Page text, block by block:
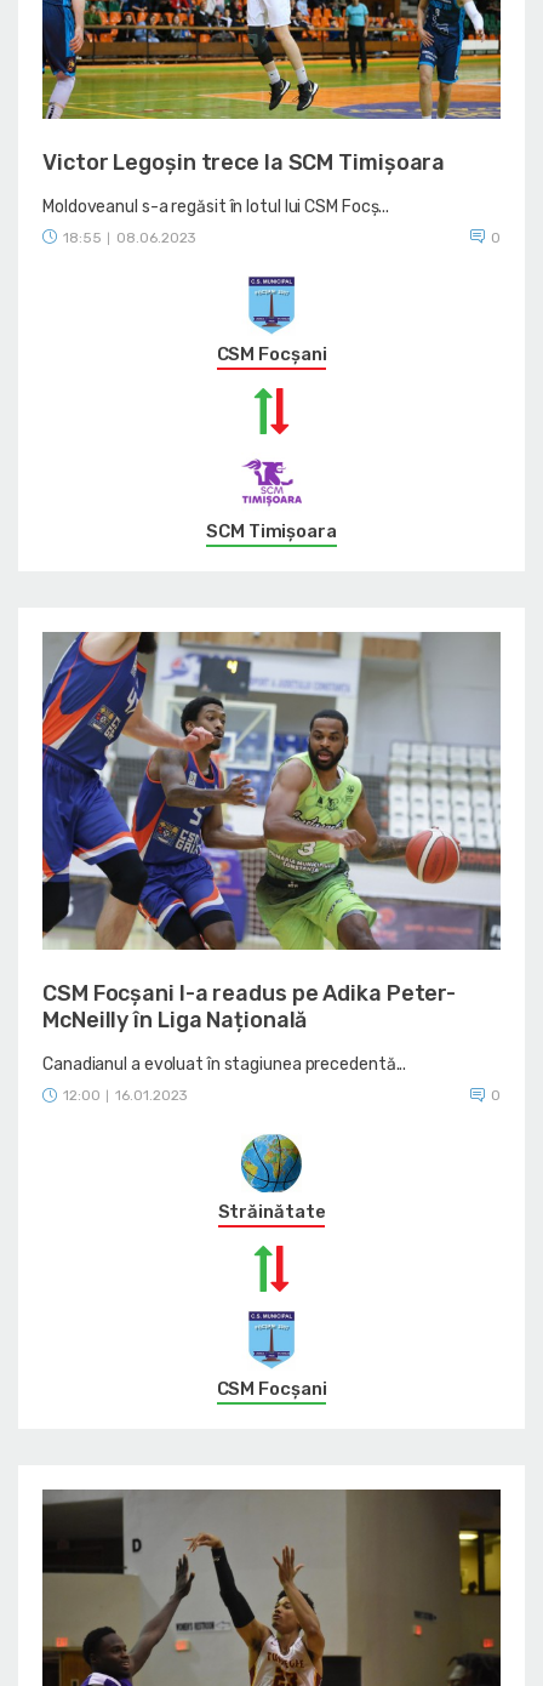
Victor Legoșin trece la SCM Timișoara
Moldoveanul s-a regăsit în lotul lui CSM Focș...
18:55 08.06.2023 0
CSM Focșani
SCM Timișoara
CSM Focșani l-a readus pe Adika Peter-
McNeilly în Liga Națională
Canadianul a evoluat în stagiunea precedentă...
12:00 16.01.2023 0
Străinătate
CSM Focșani